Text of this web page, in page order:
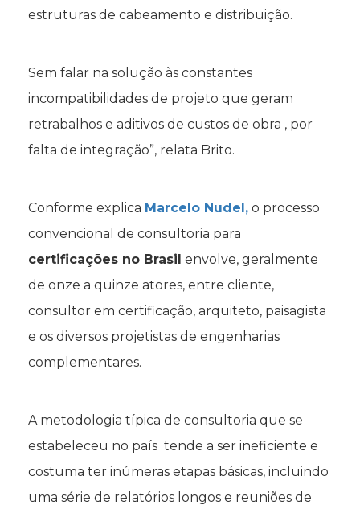
estruturas de cabeamento e distribuição.
Sem falar na solução às constantes
incompatibilidades de projeto que geram
retrabalhos e aditivos de custos de obra , por
falta de integração”, relata Brito.
Conforme explica Marcelo Nudel, o processo
convencional de consultoria para
certificações no Brasil envolve, geralmente
de onze a quinze atores, entre cliente,
consultor em certificação, arquiteto, paisagista
e os diversos projetistas de engenharias
complementares.
A metodologia típica de consultoria que se
estabeleceu no país tende a ser ineficiente e
costuma ter inúmeras etapas básicas, incluindo
uma série de relatórios longos e reuniões de